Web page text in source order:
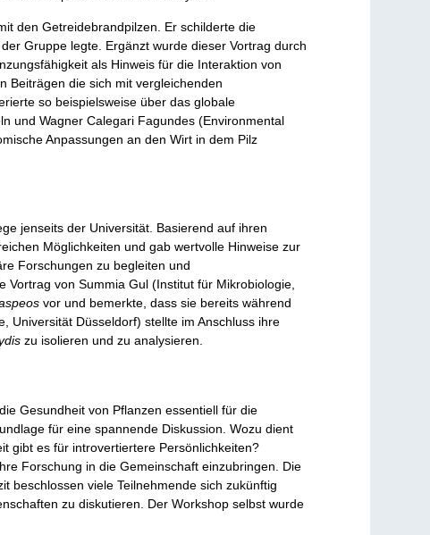
den Getreidebrandpilzen. Er schilderte die
Gruppe legte. Ergänzt wurde dieser Vortrag durch
als Hinweis für die Interaktion von
Beiträgen die sich mit vergleichenden
so beispielsweise über das globale
und Wagner Calegari Fagundes (Environmental
Anpassungen an den Wirt in dem Pilz
jenseits der Universität. Basierend auf ihren
Möglichkeiten und gab wertvolle Hinweise zur
Forschungen zu begleiten und
von Summia Gul (Institut für Mikrobiologie,
vor und bemerkte, dass sie bereits während
Universität Düsseldorf) stellte im Anschluss ihre
zu isolieren und zu analysieren.
Gesundheit von Pflanzen essentiell für die
für eine spannende Diskussion. Wozu dient
gibt es für introvertiertere Persönlichkeiten?
Forschung in die Gemeinschaft einzubringen. Die
beschlossen viele Teilnehmende sich zukünftig
zu diskutieren. Der Workshop selbst wurde